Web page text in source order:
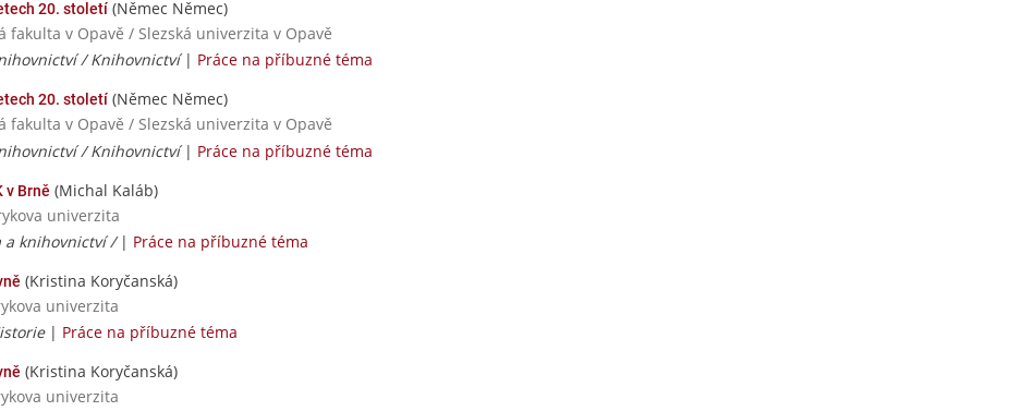
20. století (Němec Němec)
fakulta v Opavě / Slezská univerzita v Opavě
/ Knihovnictví| Práce na příbuzné téma
20. století (Němec Němec)
fakulta v Opavě / Slezská univerzita v Opavě
/ Knihovnictví| Práce na příbuzné téma
v Brně (Michal Kaláb)
univerzita
a knihovnictví / | Práce na příbuzné téma
(Kristina Koryčanská)
univerzita
| Práce na příbuzné téma
(Kristina Koryčanská)
univerzita